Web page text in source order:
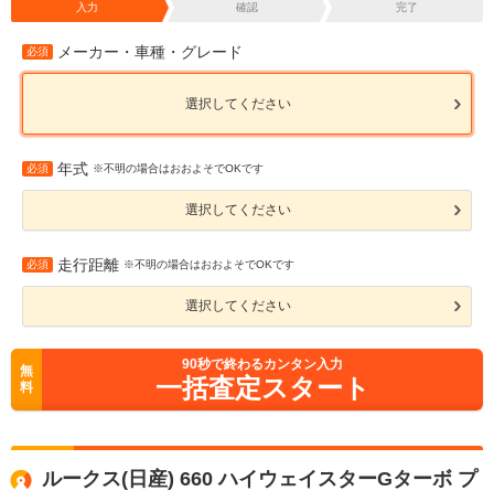
入力 確認 完了
必須 メーカー・車種・グレード
選択してください
必須 年式 ※不明の場合はおおよそでOKです
選択してください
必須 走行距離 ※不明の場合はおおよそでOKです
選択してください
無
料
90秒で終わるカンタン入力
一括査定スタート
ルークス(日産) 660 ハイウェイスターGターボ プ